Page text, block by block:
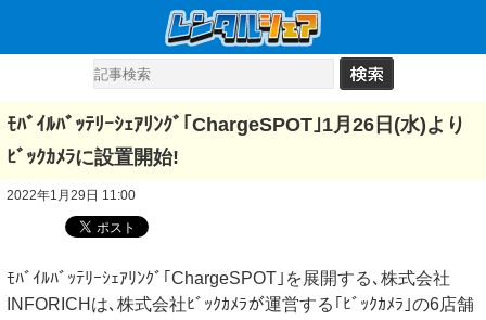
ﾓﾊﾞｲﾙﾊﾞｯﾃﾘｰｼｪｱﾘﾝｸﾞ｢ChargeSPOT｣1月26日(水)より
ﾋﾞｯｸｶﾒﾗに設置開始!
2022年1月29日 11:00
ﾓﾊﾞｲﾙﾊﾞｯﾃﾘｰｼｪｱﾘﾝｸﾞ｢ChargeSPOT｣を展開する､株式会社
INFORICHは､株式会社ﾋﾞｯｸｶﾒﾗが運営する｢ﾋﾞｯｸｶﾒﾗ｣の6店舗